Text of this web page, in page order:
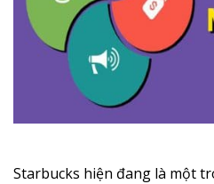
Starbucks hiện đang là một